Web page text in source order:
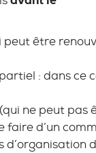
peut être
: dans ce
ne peut pas
d’un
d’organisation